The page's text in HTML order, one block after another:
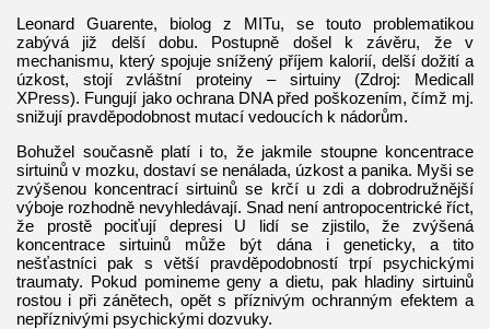
Leonard Guarente, biolog z MITu, se touto problematikou
zabývá již delší dobu. Postupně došel k závěru, že v
mechanismu, který spojuje snížený příjem kalorií, delší dožití a
úzkost, stojí zvláštní proteiny – sirtuiny (Zdroj: Medicall
XPress). Fungují jako ochrana DNA před poškozením, čímž mj.
snižují pravděpodobnost mutací vedoucích k nádorům.
Bohužel současně platí i to, že jakmile stoupne koncentrace
sirtuinů v mozku, dostaví se nenálada, úzkost a panika. Myši se
zvýšenou koncentrací sirtuinů se krčí u zdi a dobrodružnější
výboje rozhodně nevyhledávají. Snad není antropocentrické říct,
že prostě pociťují depresi U lidí se zjistilo, že zvýšená
koncentrace sirtuinů může být dána i geneticky, a tito
nešťastníci pak s větší pravděpodobností trpí psychickými
traumaty. Pokud pomineme geny a dietu, pak hladiny sirtuinů
rostou i při zánětech, opět s příznivým ochranným efektem a
nepříznivými psychickými dozvuky.